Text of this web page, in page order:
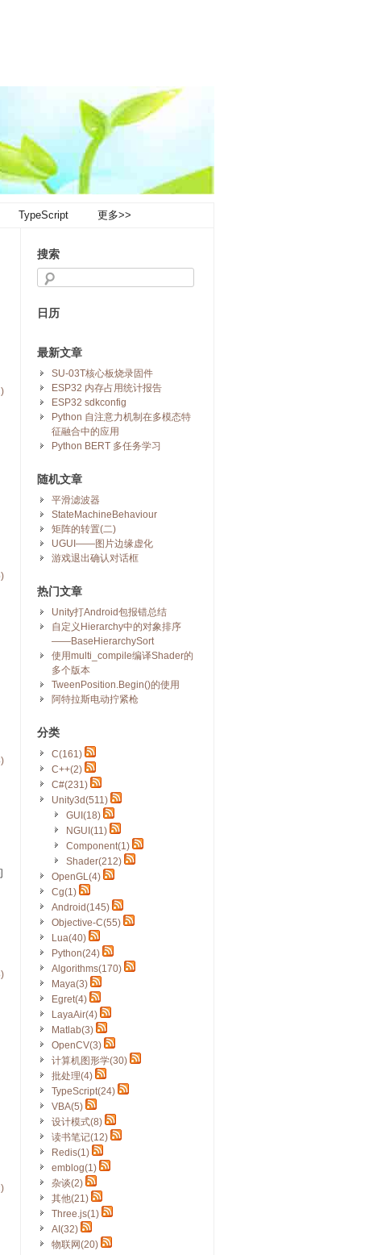
TypeScript 更多>>
搜索
日历
最新文章
SU-03T核心板烧录固件
ESP32 内存占用统计报告
ESP32 sdkconfig
Python 自注意力机制在多模态特
征融合中的应用
Python BERT 多任务学习
随机文章
平滑滤波器
StateMachineBehaviour
矩阵的转置(二)
UGUI——图片边缘虚化
游戏退出确认对话框
热门文章
Unity打Android包报错总结
自定义Hierarchy中的对象排序
——BaseHierarchySort
使用multi_compile编译Shader的
多个版本
TweenPosition.Begin()的使用
阿特拉斯电动拧紧枪
分类
C(161)
C++(2)
C#(231)
Unity3d(511)
GUI(18)
NGUI(11)
Component(1)
Shader(212)
OpenGL(4)
Cg(1)
Android(145)
Objective-C(55)
Lua(40)
Python(24)
Algorithms(170)
Maya(3)
Egret(4)
LayaAir(4)
Matlab(3)
OpenCV(3)
计算机图形学(30)
批处理(4)
TypeScript(24)
VBA(5)
设计模式(8)
读书笔记(12)
Redis(1)
emblog(1)
杂谈(2)
其他(21)
Three.js(1)
AI(32)
物联网(20)